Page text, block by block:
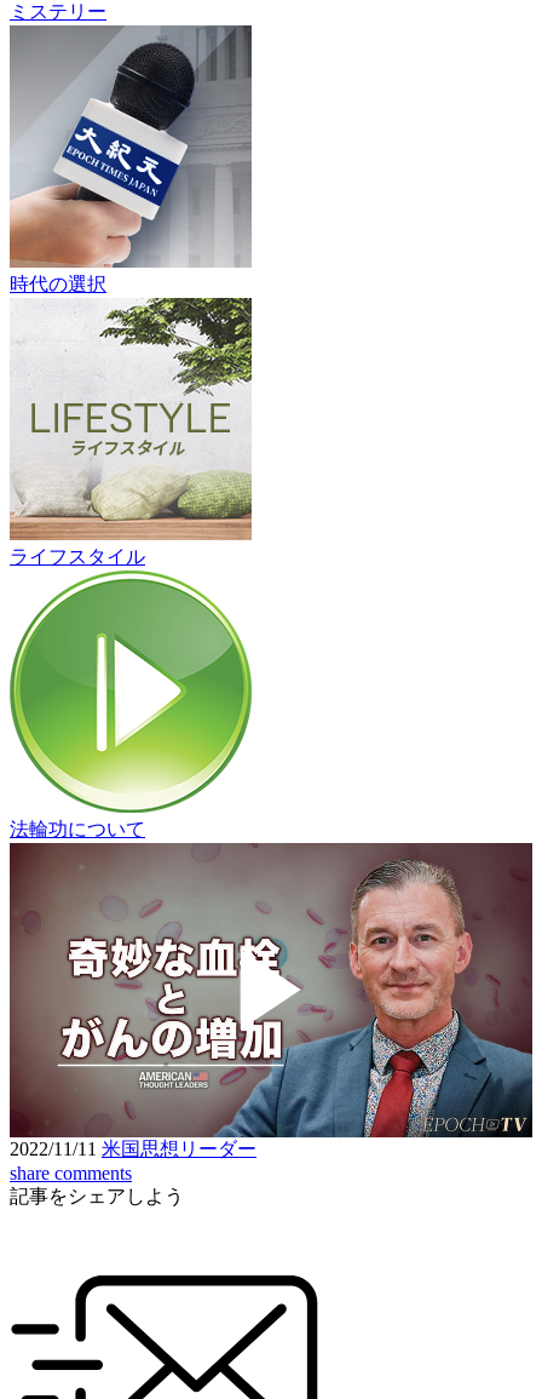
ミステリー
時代の選択
ライフスタイル
法輪功について
Video
2022/11/11 米国思想リーダー
share comments
記事をシェアしよう